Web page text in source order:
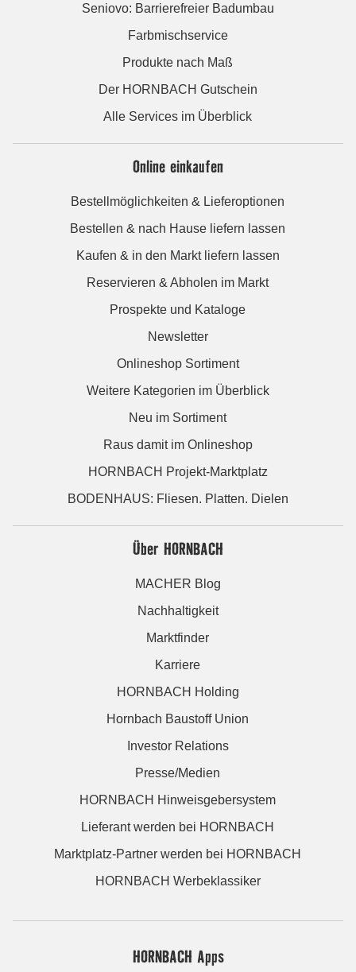
Seniovo: Barrierefreier Badumbau
Farbmischservice
Produkte nach Maß
Der HORNBACH Gutschein
Alle Services im Überblick
Online einkaufen
Bestellmöglichkeiten & Lieferoptionen
Bestellen & nach Hause liefern lassen
Kaufen & in den Markt liefern lassen
Reservieren & Abholen im Markt
Prospekte und Kataloge
Newsletter
Onlineshop Sortiment
Weitere Kategorien im Überblick
Neu im Sortiment
Raus damit im Onlineshop
HORNBACH Projekt-Marktplatz
BODENHAUS: Fliesen. Platten. Dielen
Über HORNBACH
MACHER Blog
Nachhaltigkeit
Marktfinder
Karriere
HORNBACH Holding
Hornbach Baustoff Union
Investor Relations
Presse/Medien
HORNBACH Hinweisgebersystem
Lieferant werden bei HORNBACH
Marktplatz-Partner werden bei HORNBACH
HORNBACH Werbeklassiker
HORNBACH Apps